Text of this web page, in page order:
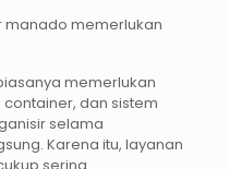
manado memerlukan
memerlukan
dan sistem
selama
Karena itu, layanan